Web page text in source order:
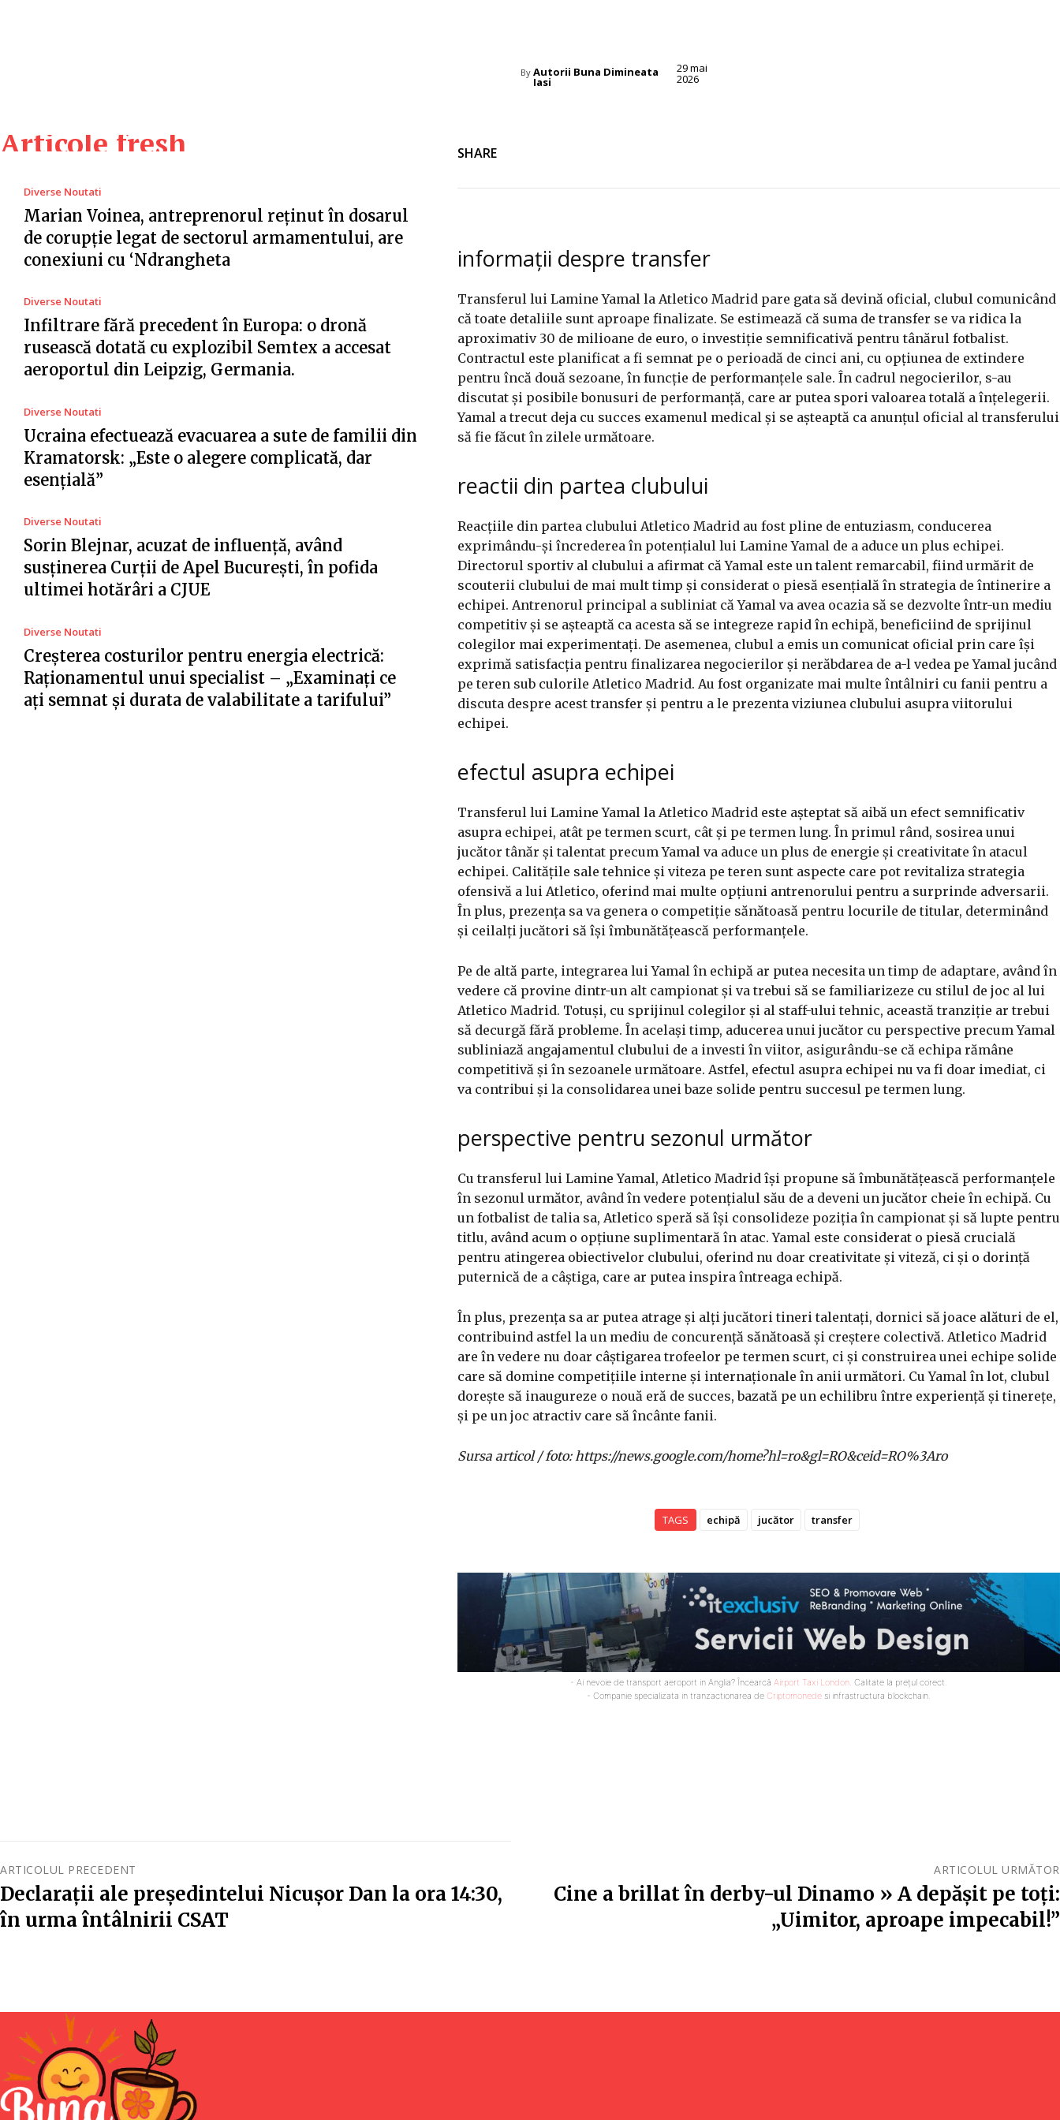
By Autorii Buna Dimineata
Iasi
29 mai
2026
Articole fresh
Diverse Noutati
Marian Voinea, antreprenorul reținut în dosarul
de corupție legat de sectorul armamentului, are
conexiuni cu ‘Ndrangheta
Diverse Noutati
Infiltrare fără precedent în Europa: o dronă
rusească dotată cu explozibil Semtex a accesat
aeroportul din Leipzig, Germania.
Diverse Noutati
Ucraina efectuează evacuarea a sute de familii din
Kramatorsk: „Este o alegere complicată, dar
esențială”
Diverse Noutati
Sorin Blejnar, acuzat de influență, având
susținerea Curții de Apel București, în pofida
ultimei hotărâri a CJUE
Diverse Noutati
Creșterea costurilor pentru energia electrică:
Raționamentul unui specialist – „Examinați ce
ați semnat și durata de valabilitate a tarifului”
SHARE
informații despre transfer
Transferul lui Lamine Yamal la Atletico Madrid pare gata să devină oficial, clubul comunicând
că toate detaliile sunt aproape finalizate. Se estimează că suma de transfer se va ridica la
aproximativ 30 de milioane de euro, o investiție semnificativă pentru tânărul fotbalist.
Contractul este planificat a fi semnat pe o perioadă de cinci ani, cu opțiunea de extindere
pentru încă două sezoane, în funcție de performanțele sale. În cadrul negocierilor, s-au
discutat și posibile bonusuri de performanță, care ar putea spori valoarea totală a înțelegerii.
Yamal a trecut deja cu succes examenul medical și se așteaptă ca anunțul oficial al transferului
să fie făcut în zilele următoare.
reactii din partea clubului
Reacțiile din partea clubului Atletico Madrid au fost pline de entuziasm, conducerea
exprimându-și încrederea în potențialul lui Lamine Yamal de a aduce un plus echipei.
Directorul sportiv al clubului a afirmat că Yamal este un talent remarcabil, fiind urmărit de
scouterii clubului de mai mult timp și considerat o piesă esențială în strategia de întinerire a
echipei. Antrenorul principal a subliniat că Yamal va avea ocazia să se dezvolte într-un mediu
competitiv și se așteaptă ca acesta să se integreze rapid în echipă, beneficiind de sprijinul
colegilor mai experimentați. De asemenea, clubul a emis un comunicat oficial prin care își
exprimă satisfacția pentru finalizarea negocierilor și nerăbdarea de a-l vedea pe Yamal jucând
pe teren sub culorile Atletico Madrid. Au fost organizate mai multe întâlniri cu fanii pentru a
discuta despre acest transfer și pentru a le prezenta viziunea clubului asupra viitorului
echipei.
efectul asupra echipei
Transferul lui Lamine Yamal la Atletico Madrid este așteptat să aibă un efect semnificativ
asupra echipei, atât pe termen scurt, cât și pe termen lung. În primul rând, sosirea unui
jucător tânăr și talentat precum Yamal va aduce un plus de energie și creativitate în atacul
echipei. Calitățile sale tehnice și viteza pe teren sunt aspecte care pot revitaliza strategia
ofensivă a lui Atletico, oferind mai multe opțiuni antrenorului pentru a surprinde adversarii.
În plus, prezența sa va genera o competiție sănătoasă pentru locurile de titular, determinând
și ceilalți jucători să își îmbunătățească performanțele.
Pe de altă parte, integrarea lui Yamal în echipă ar putea necesita un timp de adaptare, având în
vedere că provine dintr-un alt campionat și va trebui să se familiarizeze cu stilul de joc al lui
Atletico Madrid. Totuși, cu sprijinul colegilor și al staff-ului tehnic, această tranziție ar trebui
să decurgă fără probleme. În același timp, aducerea unui jucător cu perspective precum Yamal
subliniază angajamentul clubului de a investi în viitor, asigurându-se că echipa rămâne
competitivă și în sezoanele următoare. Astfel, efectul asupra echipei nu va fi doar imediat, ci
va contribui și la consolidarea unei baze solide pentru succesul pe termen lung.
perspective pentru sezonul următor
Cu transferul lui Lamine Yamal, Atletico Madrid își propune să îmbunătățească performanțele
în sezonul următor, având în vedere potențialul său de a deveni un jucător cheie în echipă. Cu
un fotbalist de talia sa, Atletico speră să își consolideze poziția în campionat și să lupte pentru
titlu, având acum o opțiune suplimentară în atac. Yamal este considerat o piesă crucială
pentru atingerea obiectivelor clubului, oferind nu doar creativitate și viteză, ci și o dorință
puternică de a câștiga, care ar putea inspira întreaga echipă.
În plus, prezența sa ar putea atrage și alți jucători tineri talentați, dornici să joace alături de el,
contribuind astfel la un mediu de concurență sănătoasă și creștere colectivă. Atletico Madrid
are în vedere nu doar câștigarea trofeelor pe termen scurt, ci și construirea unei echipe solide
care să domine competițiile interne și internaționale în anii următori. Cu Yamal în lot, clubul
dorește să inaugureze o nouă eră de succes, bazată pe un echilibru între experiență și tinerețe,
și pe un joc atractiv care să încânte fanii.
Sursa articol / foto: https://news.google.com/home?hl=ro&gl=RO&ceid=RO%3Aro
TAGS echipă jucător transfer
- Ai nevoie de transport aeroport in Anglia? Încearcă Airport Taxi London. Calitate la prețul corect.
- Companie specializata in tranzactionarea de Criptomonede si infrastructura blockchain.
ARTICOLUL PRECEDENT
Declarații ale președintelui Nicușor Dan la ora 14:30,
în urma întâlnirii CSAT
ARTICOLUL URMĂTOR
Cine a brillat în derby-ul Dinamo » A depășit pe toți:
„Uimitor, aproape impecabil!”